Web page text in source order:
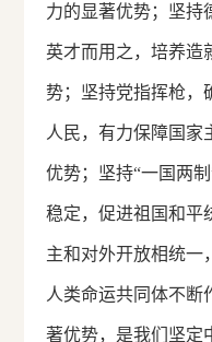
力的显著优势；坚持
英才而用之，培养造
势；坚持党指挥枪，
人民，有力保障国家
优势；坚持“一国两
稳定，促进祖国和平
主和对外开放相统一
人类命运共同体不断
著优势，是我们坚定